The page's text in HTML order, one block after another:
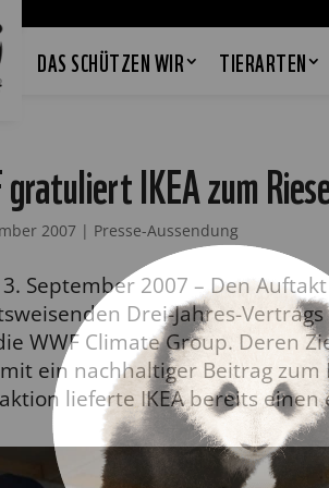
DAS SCHÜTZEN WIR TIERARTEN
IKEA zum
2007 | Presse-Aussendung
September 2007 – Den
Drei-Jahres-
WWF Climate Group. Deren
ein nachhaltiger Beitrag
lieferte IKEA bereits